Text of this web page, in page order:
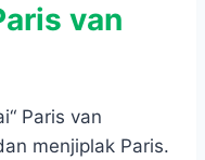
van
Paris van
menjiplak Paris.